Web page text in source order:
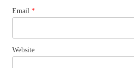
Email *
Website